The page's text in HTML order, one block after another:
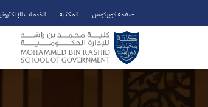
تخطي إلى المحتوى الرئيسي
فتح قائمة الوصول
صفحة كويركوس المكتبة الخدمات